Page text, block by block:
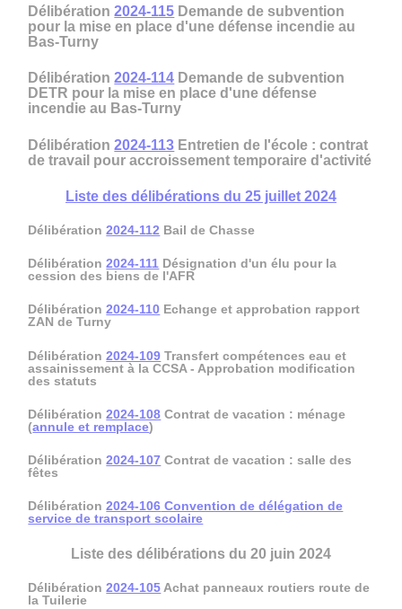
Délibération2024-115 Demande de subvention
pour la mise en place d'une défense incendie au
Bas-Turny
Délibération2024-114 Demande de subvention
DETR pour la mise en place d'une défense
incendie au Bas-Turny
Délibération2024-113 Entretien de l'école : contrat
de travail pour accroissement temporaire d'activité
Liste des délibérations du 25 juillet 2024
Délibération2024-112 Bail de Chasse
Délibération2024-111 Désignation d'un élu pour la
cession des biens de l'AFR
Délibération2024-110 Echange et approbation rapport
ZAN de Turny
Délibération2024-109 Transfert compétences eau et
assainissement à la CCSA - Approbation modification
des statuts
Délibération2024-108 Contrat de vacation : ménage
(annule et remplace)
Délibération2024-107 Contrat de vacation : salle des
fêtes
Délibération2024-106 Convention de délégation de
service de transport scolaire
Liste des délibérations du 20 juin 2024
Délibération2024-105 Achat panneaux routiers route de
la Tuilerie